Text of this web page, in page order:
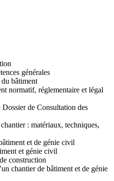
générales
bâtiment
normatif, réglementaire et légal
de Consultation des
: matériaux, techniques,
et de génie civil
et génie civil
construction
chantier de bâtiment et de génie